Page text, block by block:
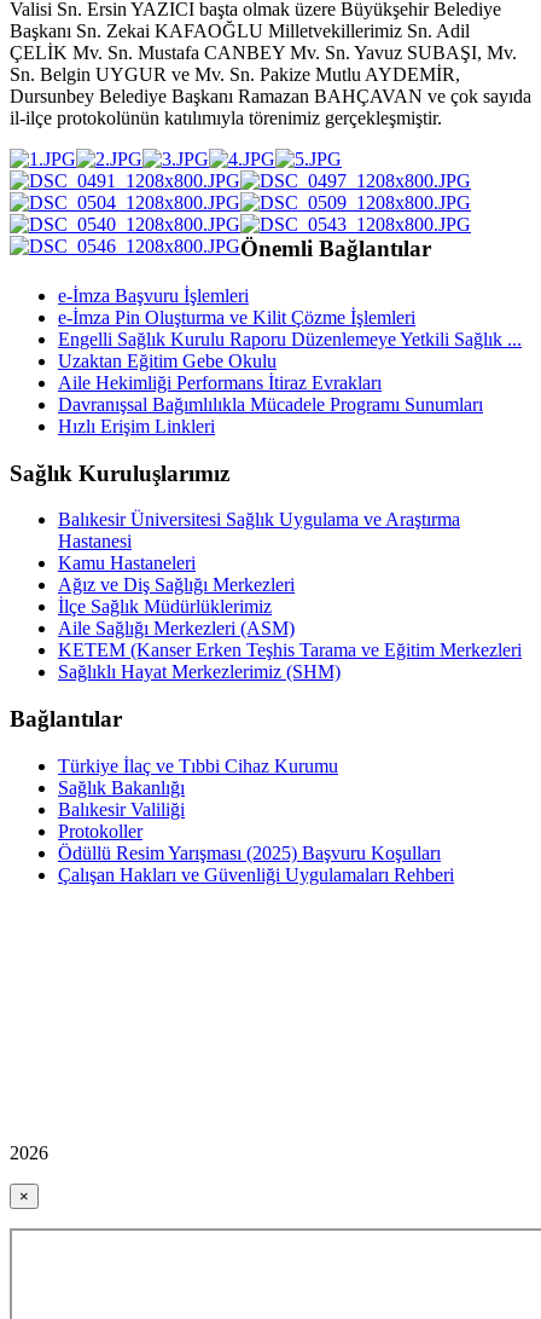
Valisi Sn. Ersin YAZICI başta olmak üzere Büyükşehir Belediye
Başkanı Sn. Zekai KAFAOĞLU Milletvekillerimiz Sn. Adil
ÇELİK Mv. Sn. Mustafa CANBEY Mv. Sn. Yavuz SUBAŞI, Mv.
Sn. Belgin UYGUR ve Mv. Sn. Pakize Mutlu AYDEMİR,
Dursunbey Belediye Başkanı Ramazan BAHÇAVAN ve çok sayıda
il-ilçe protokolünün katılımıyla törenimiz gerçekleşmiştir.
Önemli Bağlantılar
e-İmza Başvuru İşlemleri
e-İmza Pin Oluşturma ve Kilit Çözme İşlemleri
Engelli Sağlık Kurulu Raporu Düzenlemeye Yetkili Sağlık ...
Uzaktan Eğitim Gebe Okulu
Aile Hekimliği Performans İtiraz Evrakları
Davranışsal Bağımlılıkla Mücadele Programı Sunumları
Hızlı Erişim Linkleri
Sağlık Kuruluşlarımız
Balıkesir Üniversitesi Sağlık Uygulama ve Araştırma
Hastanesi
Kamu Hastaneleri
Ağız ve Diş Sağlığı Merkezleri
İlçe Sağlık Müdürlüklerimiz
Aile Sağlığı Merkezleri (ASM)
KETEM (Kanser Erken Teşhis Tarama ve Eğitim Merkezleri
Sağlıklı Hayat Merkezlerimiz (SHM)
Bağlantılar
Türkiye İlaç ve Tıbbi Cihaz Kurumu
Sağlık Bakanlığı
Balıkesir Valiliği
Protokoller
Ödüllü Resim Yarışması (2025) Başvuru Koşulları
Çalışan Hakları ve Güvenliği Uygulamaları Rehberi
2026
×